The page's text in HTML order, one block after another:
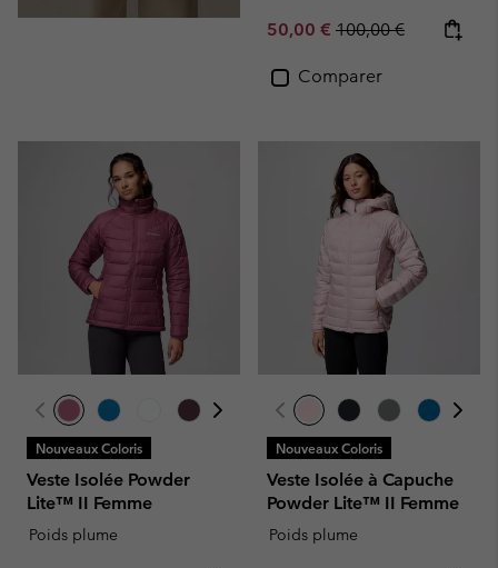
Sale price:
50,00 € Regular price:
100,00 €
Comparer
Nouveaux Coloris
Veste Isolée Powder
Lite™ II Femme
Poids plume
Nouveaux Coloris
Veste Isolée à Capuche
Powder Lite™ II Femme
Poids plume